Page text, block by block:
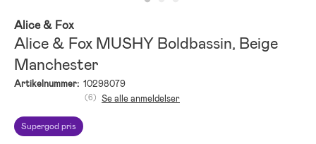
Alice & Fox
Alice & Fox MUSHY Boldbassin, Beige
Manchester
Artikelnummer: 10298079
Supergod pris
(6) Se alle anmeldelser